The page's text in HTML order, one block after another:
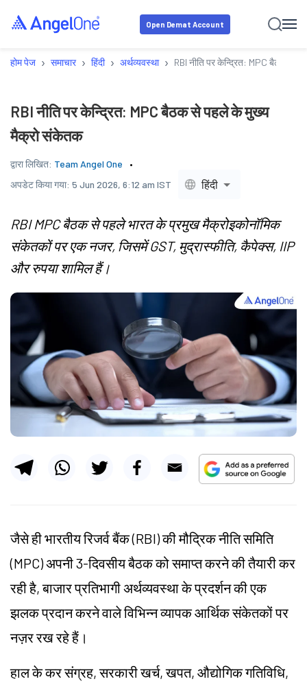
Open Demat Account
होम पेज › समाचार › हिंदी › अर्थव्यवस्था › RBI नीति पर केन्द्रित: MPC बैठक से
RBI नीति पर केन्द्रित: MPC बैठक से पहले के मुख्य
मैक्रो संकेतक
द्वारा लिखित: Team Angel One
अपडेट किया गया: 5 Jun 2026, 6:12 am IST हिंदी
RBI MPC बैठक से पहले भारत के प्रमुख मैक्रोइकोनॉमिक
संकेतकों पर एक नजर, जिसमें GST, मुद्रास्फीति, कैपेक्स, IIP
और रुपया शामिल हैं।
जैसे ही भारतीय रिजर्व बैंक (RBI) की मौद्रिक नीति समिति
(MPC) अपनी 3-दिवसीय बैठक को समाप्त करने की तैयारी कर
रही है, बाजार प्रतिभागी अर्थव्यवस्था के प्रदर्शन की एक
झलक प्रदान करने वाले विभिन्न व्यापक आर्थिक संकेतकों पर
नज़र रख रहे हैं।
हाल के कर संग्रह, सरकारी खर्च, खपत, औद्योगिक गतिविधि,